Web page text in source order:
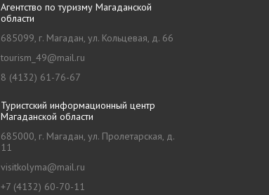
Агентство по туризму Магаданской
области
685099, г. Магадан, ул. Кольцевая, д. 66
tourism_49@mail.ru
8 (4132) 61-76-67
Туристский информационный центр
Магаданской области
685000, г. Магадан, ул. Пролетарская, д.
11
visitkolyma@mail.ru
+7 (4132) 60-70-11